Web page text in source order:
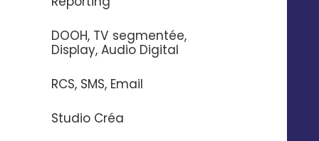
DOOH, TV segmentée,
Display, Audio Digital
RCS, SMS, Email
Studio Créa
formulaire, on se
charge de la
vous recevez la